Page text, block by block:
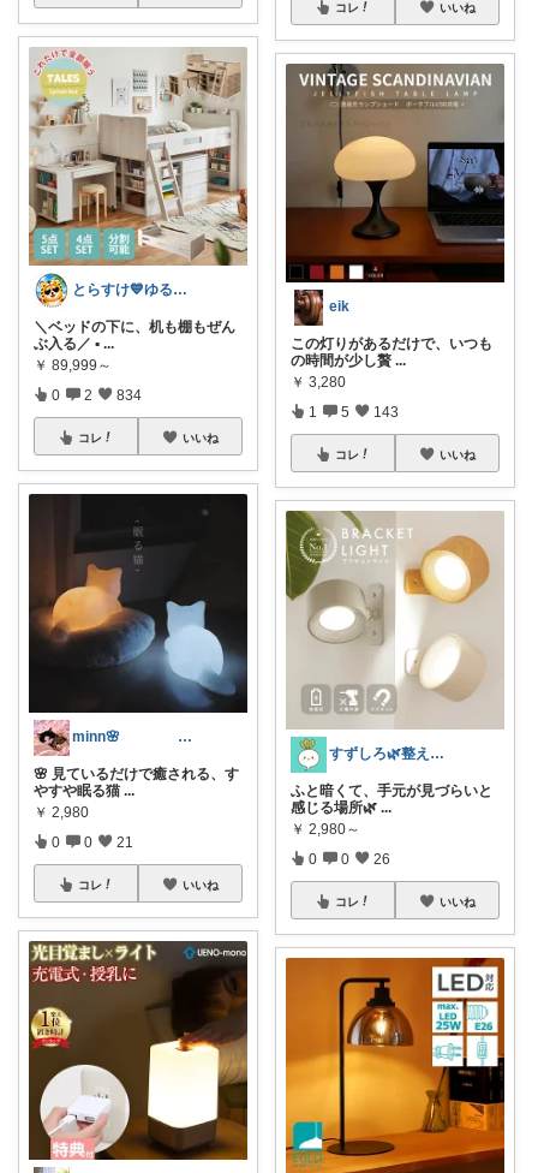
とらすけ💙ゆるミニマリストの愛用品
＼ベッドの下に、机も棚もぜん
ぶ入る／ ▪ ...
￥ 89,999～
0 2 834
コレ いいね
minn🌸 358
🌸 見ているだけで癒される、す
やすや眠る猫 ...
￥ 2,980
0 0 21
コレ いいね
コレ いいね
eik
この灯りがあるだけで、いつも
の時間が少し贅 ...
￥ 3,280
1 5 143
コレ いいね
すずしろ🌿整えながら、ゆるく暮らす
ふと暗くて、手元が見づらいと
感じる場所🌿 ...
￥ 2,980～
0 0 26
コレ いいね